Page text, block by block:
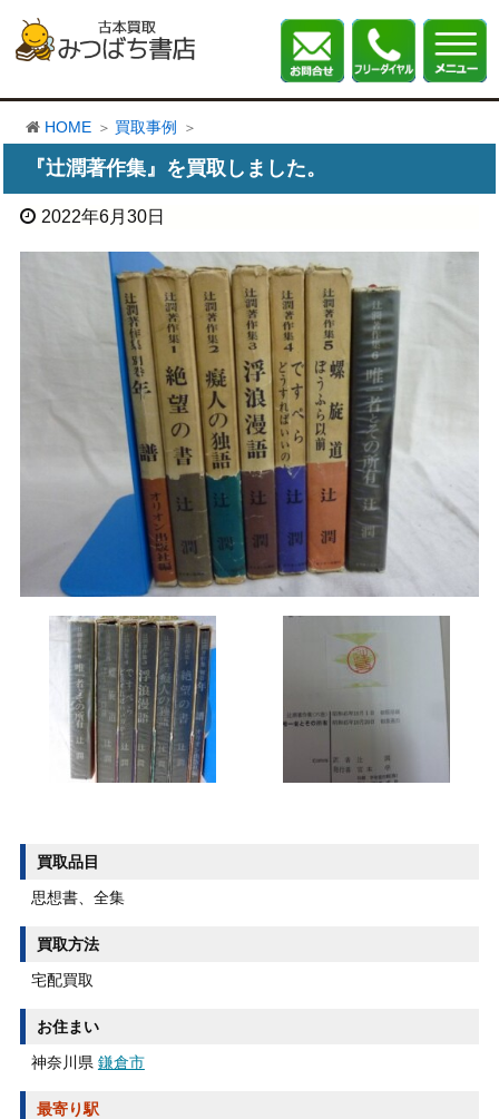
HOME 買取事例
『辻潤著作集』を買取しました。
2022年6月30日
買取品目
思想書、全集
買取方法
宅配買取
お住まい
神奈川県 鎌倉市
最寄り駅